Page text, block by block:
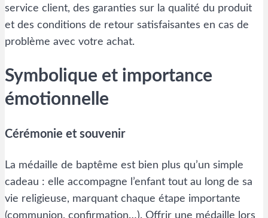
service client, des garanties sur la qualité du produit
et des conditions de retour satisfaisantes en cas de
problème avec votre achat.
Symbolique et importance
émotionnelle
Cérémonie et souvenir
La médaille de baptême est bien plus qu’un simple
cadeau : elle accompagne l’enfant tout au long de sa
vie religieuse, marquant chaque étape importante
(communion, confirmation…). Offrir une médaille lors